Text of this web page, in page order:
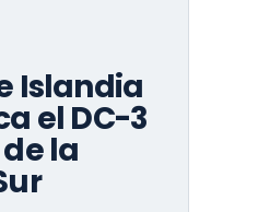
Islandia
el DC-3
la